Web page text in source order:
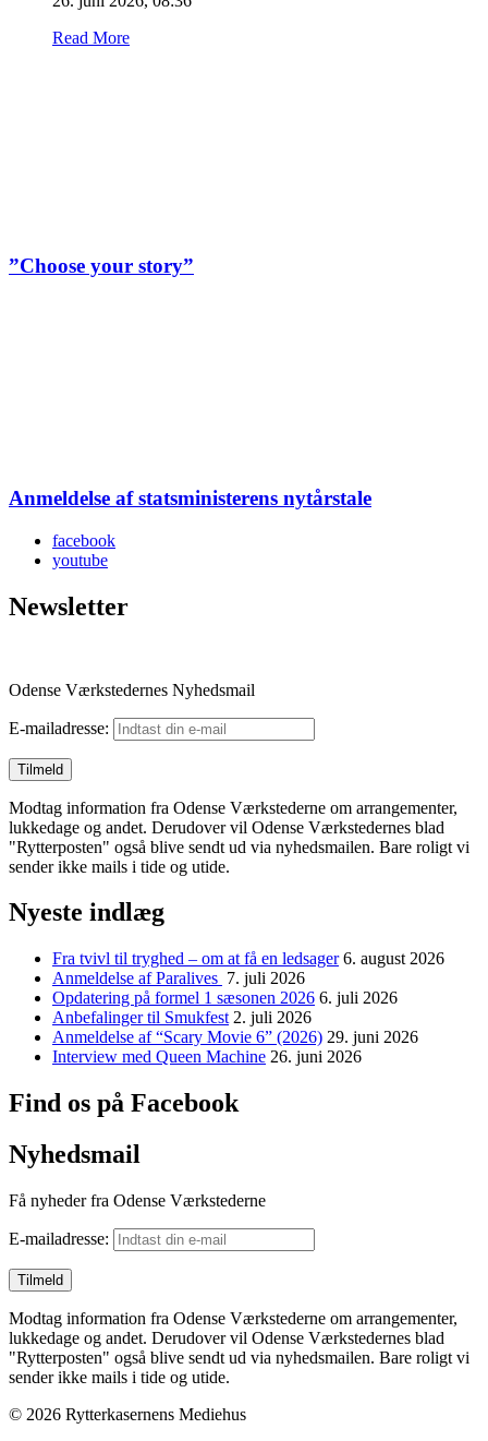
Read More
”Choose your story”
Anmeldelse af statsministerens nytårstale
facebook
youtube
Newsletter
Odense Værkstedernes Nyhedsmail
E-mailadresse:
Modtag information fra Odense Værkstederne om arrangementer,
lukkedage og andet. Derudover vil Odense Værkstedernes blad
"Rytterposten" også blive sendt ud via nyhedsmailen. Bare roligt vi
sender ikke mails i tide og utide.
Nyeste indlæg
Fra tvivl til tryghed – om at få en ledsager 6. august 2026
Anmeldelse af Paralives 7. juli 2026
Opdatering på formel 1 sæsonen 2026 6. juli 2026
Anbefalinger til Smukfest 2. juli 2026
Anmeldelse af “Scary Movie 6” (2026) 29. juni 2026
Interview med Queen Machine 26. juni 2026
Find os på Facebook
Nyhedsmail
Få nyheder fra Odense Værkstederne
E-mailadresse:
Modtag information fra Odense Værkstederne om arrangementer,
lukkedage og andet. Derudover vil Odense Værkstedernes blad
"Rytterposten" også blive sendt ud via nyhedsmailen. Bare roligt vi
sender ikke mails i tide og utide.
© 2026 Rytterkasernens Mediehus